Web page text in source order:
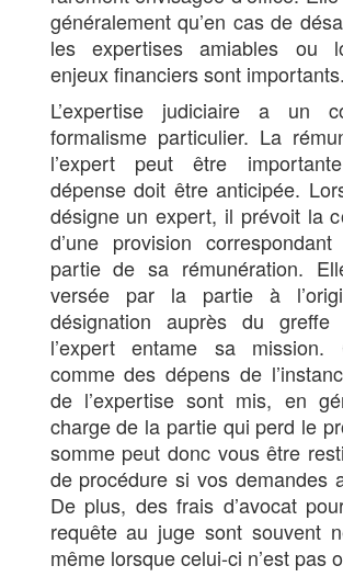
généralement qu’en cas de
les expertises amiables ou
enjeux financiers sont importants.
L’expertise judiciaire a un
formalisme particulier. La
l’expert peut être
dépense doit être anticipée.
désigne un expert, il prévoit la
d’une provision
partie de sa rémunération.
versée par la partie à
désignation auprès du
l’expert entame sa mission.
comme des dépens de
de l’expertise sont mis, en
charge de la partie qui perd le
somme peut donc vous être
de procédure si vos demandes
De plus, des frais d’avocat
requête au juge sont souvent
même lorsque celui-ci n’est pas